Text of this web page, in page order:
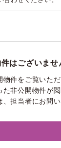
はございませ
件をご覧いただ
非公開物件が閲
担当者にお問い